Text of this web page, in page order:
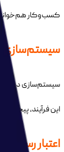
کسب‌وکار هم‌خوانی
سیستم‌سازی
سیستم‌سازی در
این فرآیند،
اعتبار رسمی